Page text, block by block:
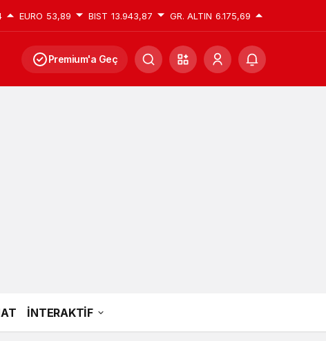
EURO 53,89 BIST 13.943,87 GR. ALTIN 6.175,69
Premium'a Geç
İNTERAKTİF